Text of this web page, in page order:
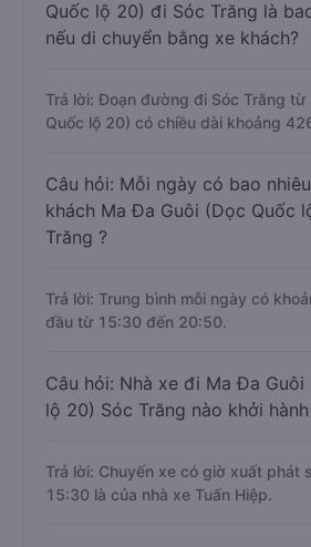
Quốc lộ 20) đi Sóc Trăng là
nếu di chuyển bằng xe khách?
Trả lời: Đoạn đường đi Sóc Trăng từ
Quốc lộ 20) có chiều dài khoảng
Câu hỏi: Mỗi ngày có bao
khách Ma Đa Guôi (Dọc Quốc
Trăng ?
Trả lời: Trung bình mỗi ngày có
đầu từ 15:30 đến 20:50.
Câu hỏi: Nhà xe đi Ma Đa Guôi
lộ 20) Sóc Trăng nào khởi
Trả lời: Chuyến xe có giờ xuất phát
15:30 là của nhà xe Tuấn Hiệp.